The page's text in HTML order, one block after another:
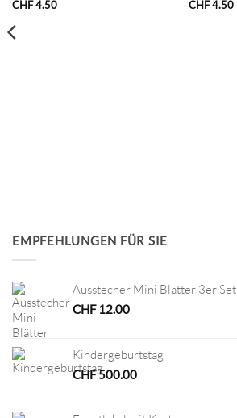
CHF4.50
CHF4.50
EMPFEHLUNGEN FÜR SIE
Ausstecher Mini Blätter 3er Set
CHF12.00
Kindergeburtstag
CHF500.00